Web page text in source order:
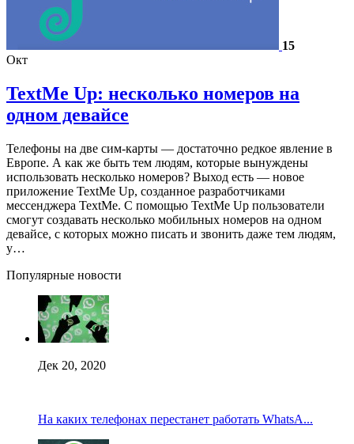
15
Окт
TextMe Up: несколько номеров на
одном девайсе
Телефоны на две сим-карты — достаточно редкое явление в
Европе. А как же быть тем людям, которые вынуждены
использовать несколько номеров? Выход есть — новое
приложение TextMe Up, созданное разработчиками
мессенджера TextMe. С помощью TextMe Up пользователи
смогут создавать несколько мобильных номеров на одном
девайсе, с которых можно писать и звонить даже тем людям,
у…
Популярные новости
Дек 20, 2020
На каких телефонах перестанет работать WhatsA...